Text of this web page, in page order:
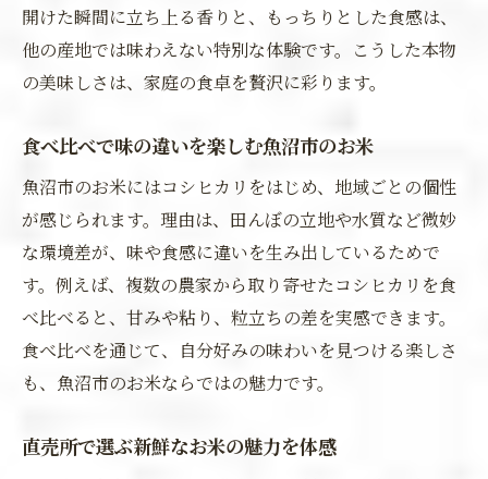
開けた瞬間に立ち上る香りと、もっちりとした食感は、
他の産地では味わえない特別な体験です。こうした本物
の美味しさは、家庭の食卓を贅沢に彩ります。
食べ比べで味の違いを楽しむ魚沼市のお米
魚沼市のお米にはコシヒカリをはじめ、地域ごとの個性
が感じられます。理由は、田んぼの立地や水質など微妙
な環境差が、味や食感に違いを生み出しているためで
す。例えば、複数の農家から取り寄せたコシヒカリを食
べ比べると、甘みや粘り、粒立ちの差を実感できます。
食べ比べを通じて、自分好みの味わいを見つける楽しさ
も、魚沼市のお米ならではの魅力です。
直売所で選ぶ新鮮なお米の魅力を体感